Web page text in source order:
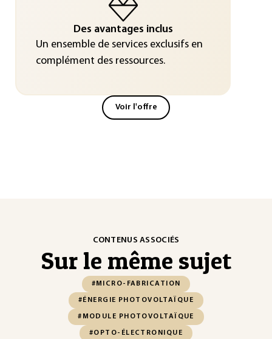
Des avantages inclus
Un ensemble de services exclusifs en
complément des ressources.
Voir l'offre
CONTENUS ASSOCIÉS
Sur le même sujet
#MICRO-FABRICATION
#ÉNERGIE PHOTOVOLTAÏQUE
#MODULE PHOTOVOLTAÏQUE
#OPTO-ÉLECTRONIQUE